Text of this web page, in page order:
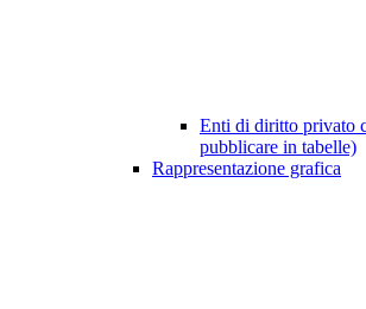
Enti di diritto privato
pubblicare in tabelle)
Rappresentazione grafica